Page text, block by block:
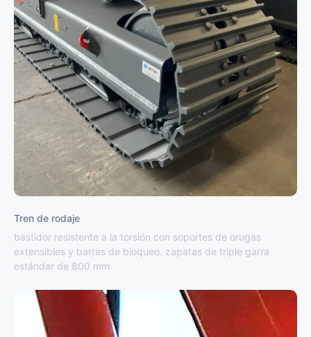
Tren de rodaje
bastidor resistente a la torsión con soportes de orugas
extensibles y barras de bloqueo. zapatas de triple garra
estándar de 800 mm